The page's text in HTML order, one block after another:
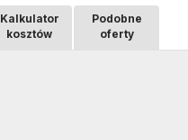
Kalkulator
kosztów
Podobne
oferty